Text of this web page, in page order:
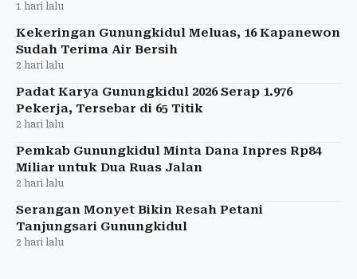
1 hari lalu
Kekeringan Gunungkidul Meluas, 16 Kapanewon
Sudah Terima Air Bersih
2 hari lalu
Padat Karya Gunungkidul 2026 Serap 1.976
Pekerja, Tersebar di 65 Titik
2 hari lalu
Pemkab Gunungkidul Minta Dana Inpres Rp84
Miliar untuk Dua Ruas Jalan
2 hari lalu
Serangan Monyet Bikin Resah Petani
Tanjungsari Gunungkidul
2 hari lalu